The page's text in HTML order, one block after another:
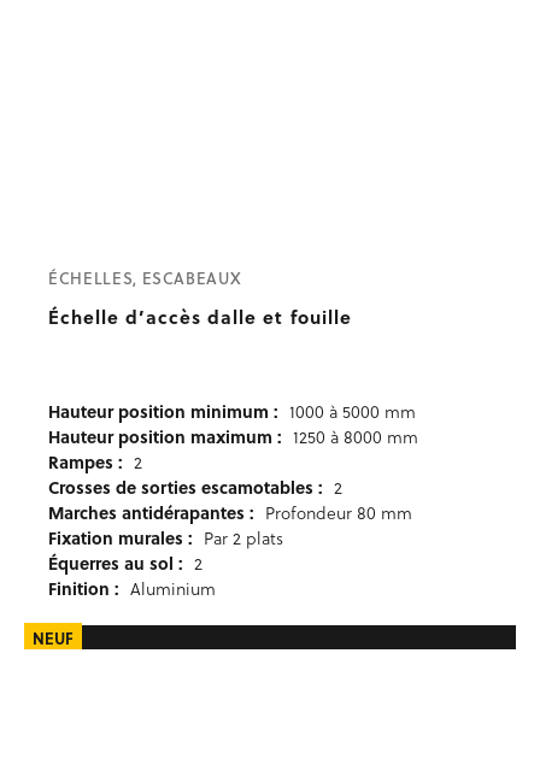
ÉCHELLES, ESCABEAUX
Échelle d’accès dalle et fouille
Hauteur position minimum : 1000 à 5000 mm
Hauteur position maximum : 1250 à 8000 mm
Rampes : 2
Crosses de sorties escamotables : 2
Marches antidérapantes : Profondeur 80 mm
Fixation murales : Par 2 plats
Équerres au sol : 2
Finition : Aluminium
NEUF